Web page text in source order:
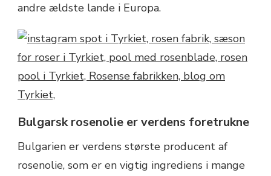
andre ældste lande i Europa.
Bulgarsk rosenolie er verdens foretrukne
Bulgarien er verdens største producent af
rosenolie, som er en vigtig ingrediens i mange